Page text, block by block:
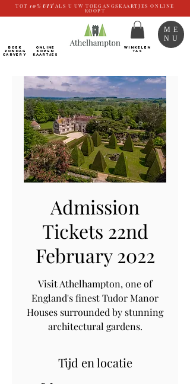
TOT 10% UIT ALS U UW TOEGANGSKAARTJES ONLINE
KOOPT
BOEK
ZONDAG
CARVERY
ONLINE
kopen
Kaartjes
WINKELEN
TAS
ME
NU
Admission
Tickets 22nd
February 2022
Visit Athelhampton, one of
England's finest Tudor Manor
Houses surrounded by stunning
architectural gardens.
Tijd en locatie